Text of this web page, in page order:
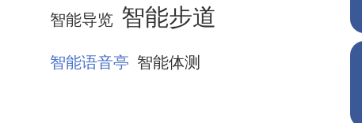
智能导览 智能步道
智能语音亭 智能体测